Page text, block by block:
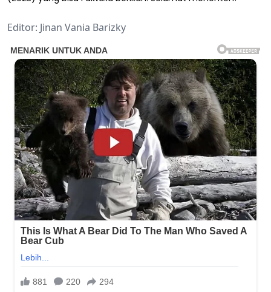
Editor: Jinan Vania Barizky